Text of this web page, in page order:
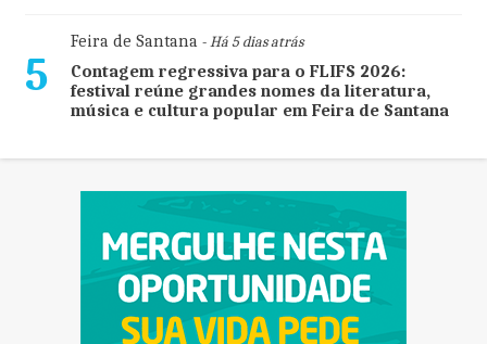
5
Feira de Santana- Há 5 dias atrás
Contagem regressiva para o FLIFS 2026:
festival reúne grandes nomes da literatura,
música e cultura popular em Feira de Santana